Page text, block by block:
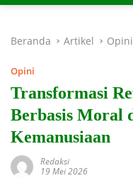
Beranda Artikel Opini
Opini
Transformasi
Berbasis Moral
Kemanusiaan
Redaksi
19 Mei 2026